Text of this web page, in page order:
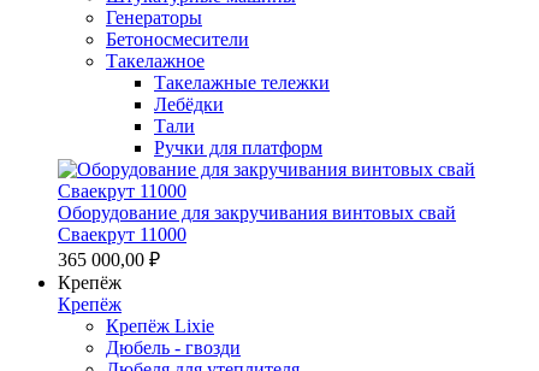
Генераторы
Бетоносмесители
Такелажное
Такелажные тележки
Лебёдки
Тали
Ручки для платформ
Оборудование для закручивания винтовых свай
Сваекрут 11000
365 000,00 ₽
Крепёж
Крепёж
Крепёж Lixie
Дюбель - гвозди